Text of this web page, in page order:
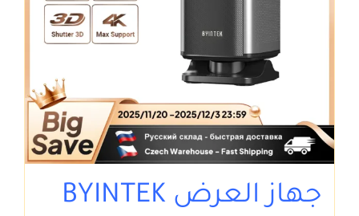
جهاز العرض BYINTEK